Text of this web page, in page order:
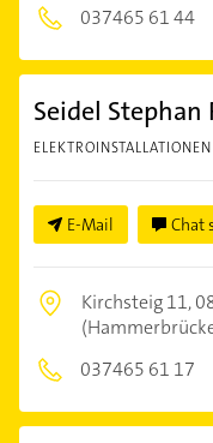
037465 61 44
Seidel Stephan
ELEKTROINSTALLATIONEN
E-Mail Chat
Kirchsteig 11,
037465 61 17